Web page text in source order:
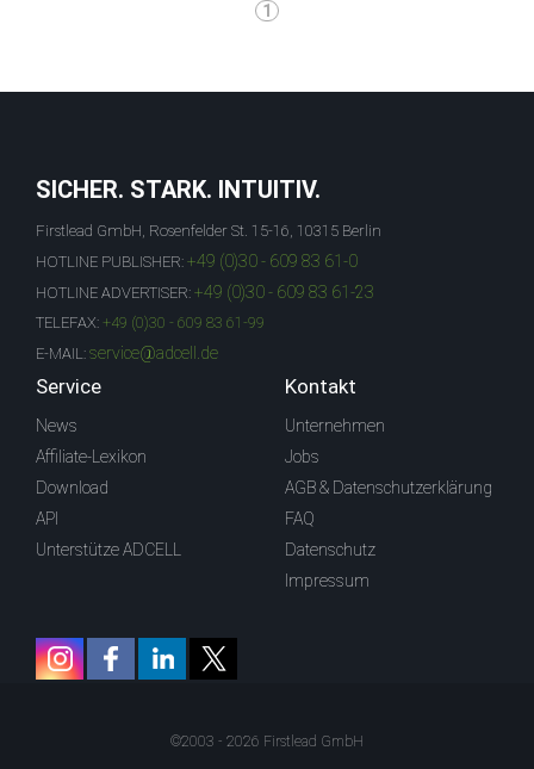
1
SICHER. STARK. INTUITIV.
Firstlead GmbH, Rosenfelder St. 15-16, 10315 Berlin
HOTLINE PUBLISHER: +49 (0)30 - 609 83 61-0
HOTLINE ADVERTISER: +49 (0)30 - 609 83 61-23
TELEFAX: +49 (0)30 - 609 83 61-99
E-MAIL: service@adcell.de
Service
News
Affiliate-Lexikon
Download
API
Unterstütze ADCELL
Kontakt
Unternehmen
Jobs
AGB & Datenschutzerklärung
FAQ
Datenschutz
Impressum
©2003 - 2026 Firstlead GmbH